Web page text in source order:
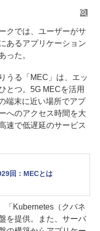
クでは、ユーザーがサ
あるアプリケーション
った。
うる「MEC」は、エッ
とつ。5G MECを活用
端末に近い場所でアプ
へのアクセス時間を大
速で低遅延のサービス
回：MECとは
Kubernetes（クバネ
を提供。また、サーバ